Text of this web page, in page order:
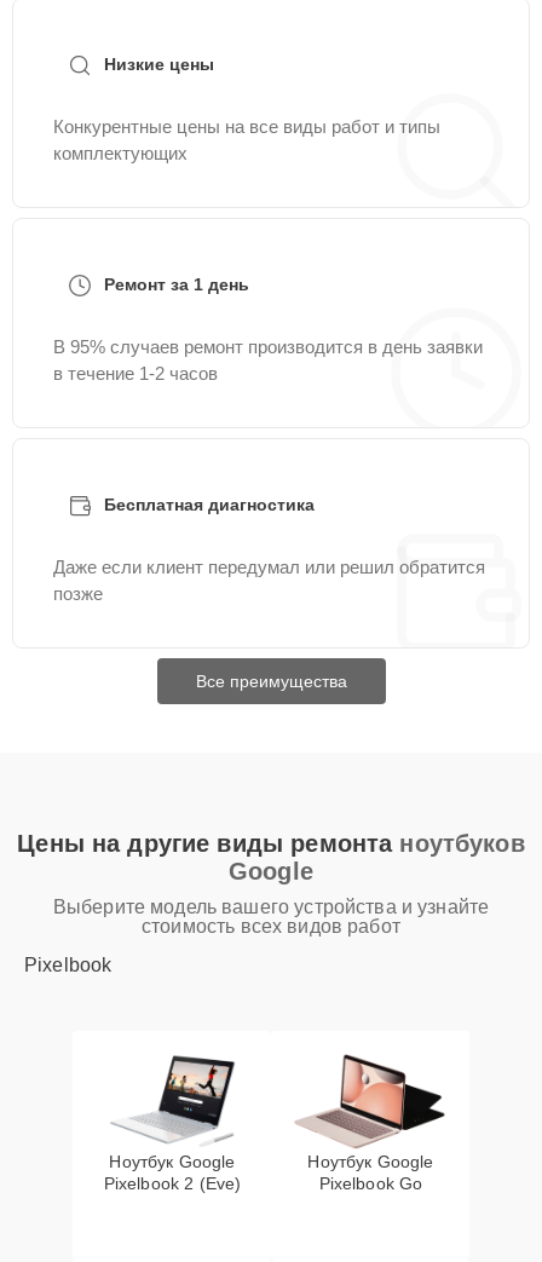
Низкие цены
Конкурентные цены на все виды работ и типы
комплектующих
Ремонт за 1 день
В 95% случаев ремонт производится в день заявки
в течение 1-2 часов
Бесплатная диагностика
Даже если клиент передумал или решил обратится
позже
Все преимущества
Цены на другие виды ремонта ноутбуков
Google
Выберите модель вашего устройства и узнайте
стоимость всех видов работ
Pixelbook
Ноутбук Google
Pixelbook 2 (Eve)
Ноутбук Google
Pixelbook Go